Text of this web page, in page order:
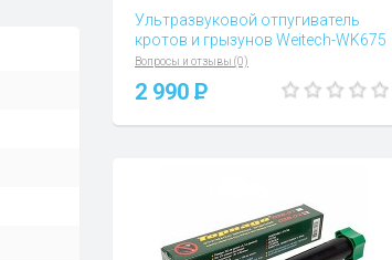
Ультразвуковой отпугиватель
кротов и грызунов Weitech-WK675
Вопросы и отзывы (0)
2 990 P